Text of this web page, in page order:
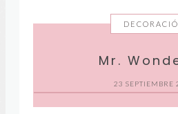
Mr.
23 SEPTIEMBRE